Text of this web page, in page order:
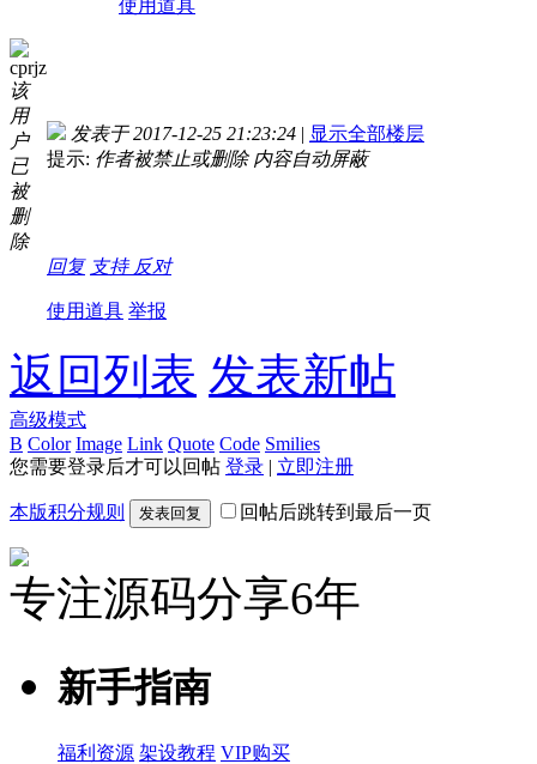
使用道具
cprjz
该
用
户
已
被
删
除
发表于 2017-12-25 21:23:24 | 显示全部楼层
提示: 作者被禁止或删除 内容自动屏蔽
回复 支持 反对
使用道具 举报
返回列表 发表新帖
高级模式
B Color Image Link Quote Code Smilies
您需要登录后才可以回帖 登录 | 立即注册
本版积分规则 发表回复 回帖后跳转到最后一页
专注源码分享6年
新手指南
福利资源 架设教程 VIP购买